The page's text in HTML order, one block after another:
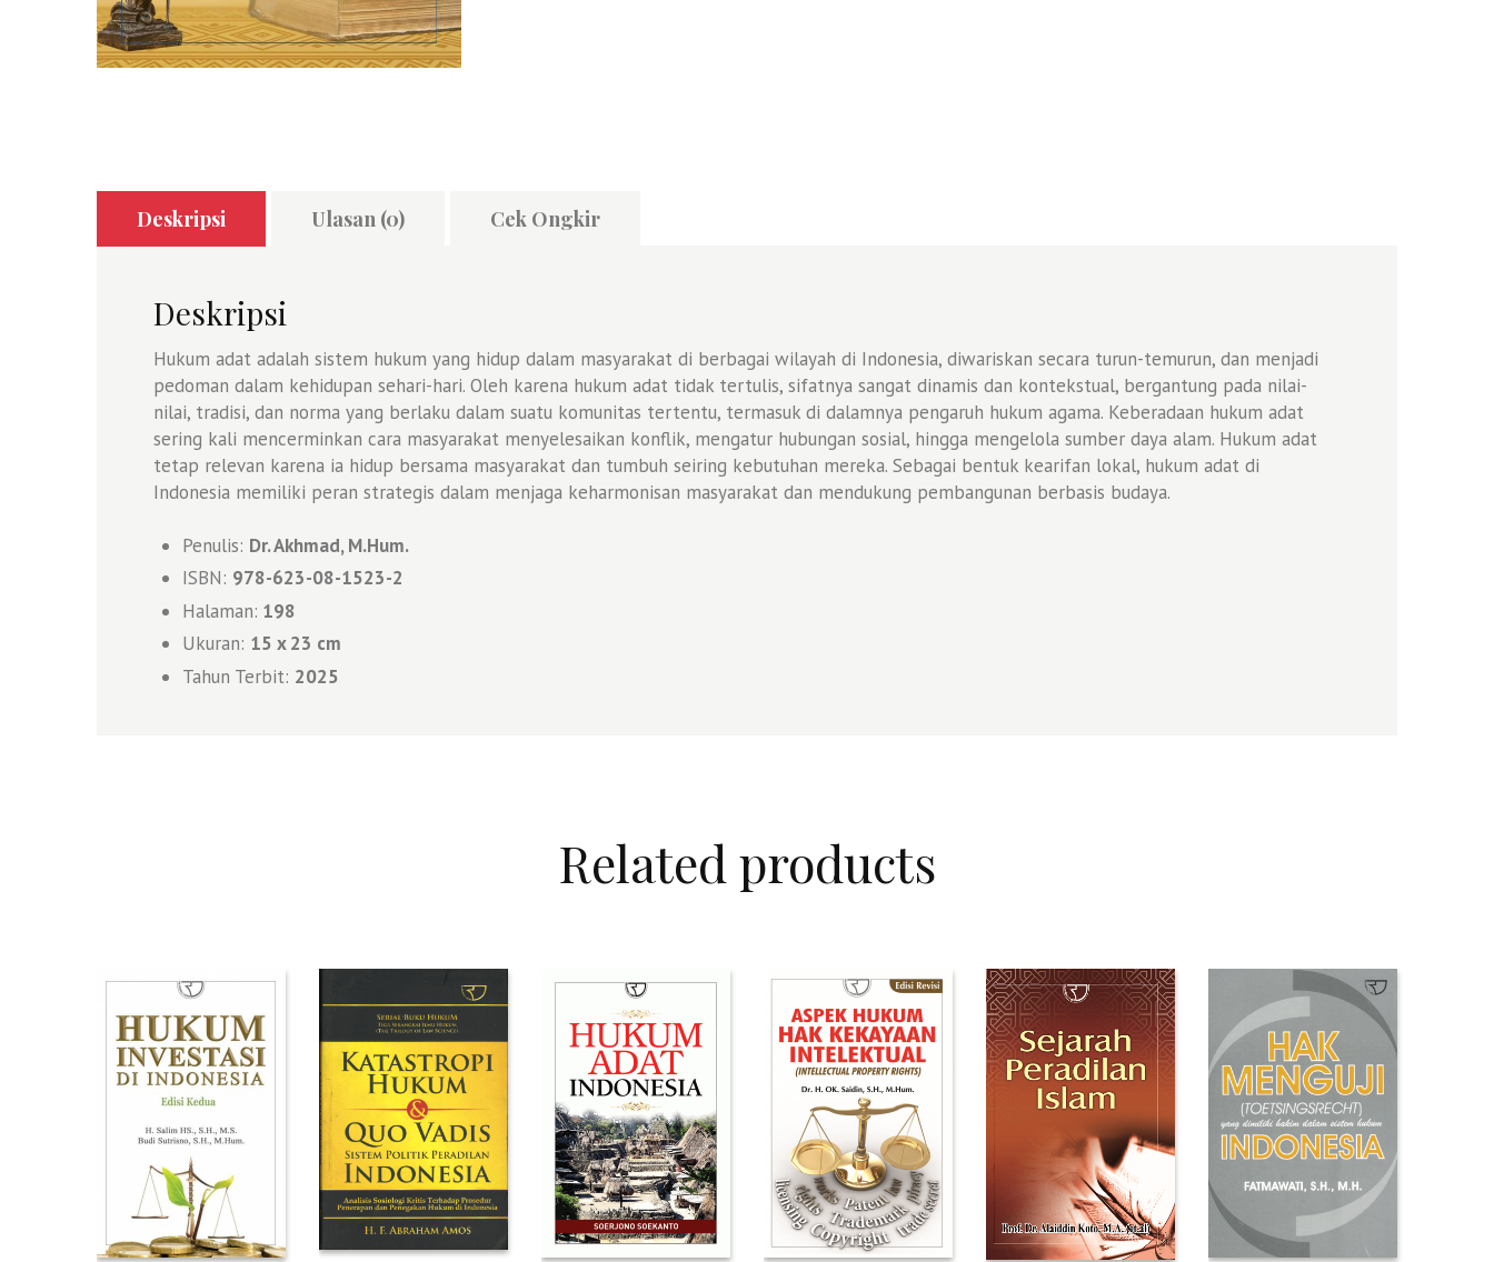
Deskripsi Ulasan (0) Cek Ongkir
Deskripsi
Hukum adat adalah sistem hukum yang hidup dalam masyarakat di berbagai wilayah di Indonesia, diwariskan secara turun-temurun, dan menjadi
pedoman dalam kehidupan sehari-hari. Oleh karena hukum adat tidak tertulis, sifatnya sangat dinamis dan kontekstual, bergantung pada nilai-
nilai, tradisi, dan norma yang berlaku dalam suatu komunitas tertentu, termasuk di dalamnya pengaruh hukum agama. Keberadaan hukum adat
sering kali mencerminkan cara masyarakat menyelesaikan konflik, mengatur hubungan sosial, hingga mengelola sumber daya alam. Hukum adat
tetap relevan karena ia hidup bersama masyarakat dan tumbuh seiring kebutuhan mereka. Sebagai bentuk kearifan lokal, hukum adat di
Indonesia memiliki peran strategis dalam menjaga keharmonisan masyarakat dan mendukung pembangunan berbasis budaya.
Penulis: Dr. Akhmad, M.Hum.
ISBN: 978-623-08-1523-2
Halaman: 198
Ukuran: 15 x 23 cm
Tahun Terbit: 2025
Related products